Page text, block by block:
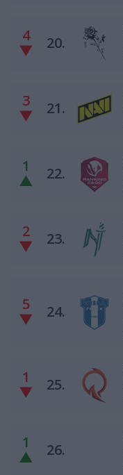
4
▼
20.
3
▼
21.
1
▲
22.
2
▼
23.
5
▼
24.
1
▼
25.
1
▲
26.